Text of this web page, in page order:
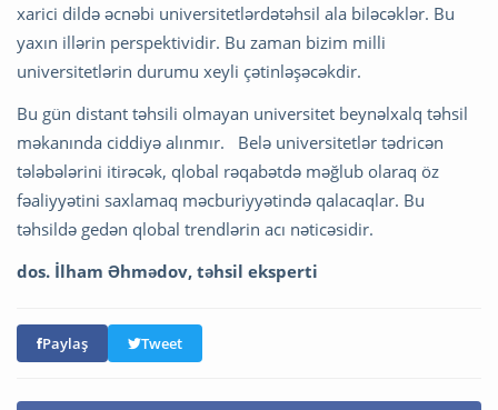
xarici dildə əcnəbi universitetlərdətəhsil ala biləcəklər. Bu
yaxın illərin perspektividir. Bu zaman bizim milli
universitetlərin durumu xeyli çətinləşəcəkdir.
Bu gün distant təhsili olmayan universitet beynəlxalq təhsil
məkanında ciddiyə alınmır. Belə universitetlər tədricən
tələbələrini itirəcək, qlobal rəqabətdə məğlub olaraq öz
fəaliyyətini saxlamaq məcburiyyətində qalacaqlar. Bu
təhsildə gedən qlobal trendlərin acı nəticəsidir.
dos. İlham Əhmədov, təhsil eksperti
Paylaş Tweet